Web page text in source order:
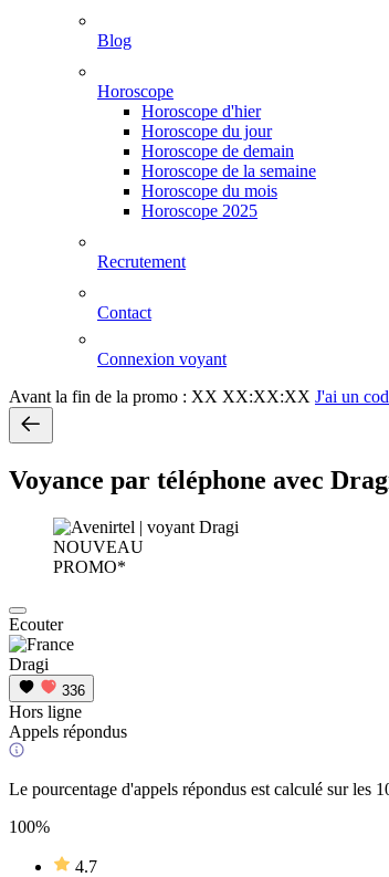
Blog
Horoscope
Horoscope d'hier
Horoscope du jour
Horoscope de demain
Horoscope de la semaine
Horoscope du mois
Horoscope 2025
Recrutement
Contact
Connexion voyant
Avant la fin de la promo : XX XX:XX:XX J'ai un
Voyance par téléphone avec
NOUVEAU
PROMO*
Ecouter
Dragi
336
Hors ligne
Appels répondus
Le pourcentage d'appels répondus est calculé sur les
100%
4.7